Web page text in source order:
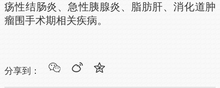
疡性结肠炎、急性胰腺炎、脂肪肝、消化道肿
瘤围手术期相关疾病。
分享到：